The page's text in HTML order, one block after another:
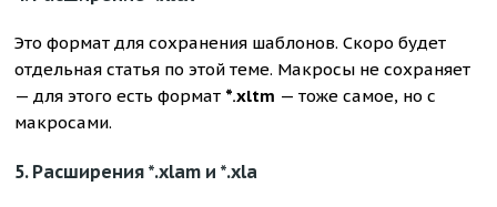
Это формат для сохранения шаблонов. Скоро будет
отдельная статья по этой теме. Макросы не сохраняет
— для этого есть формат *.xltm — тоже самое, но с
макросами.
5. Расширения *.xlam и *.xla